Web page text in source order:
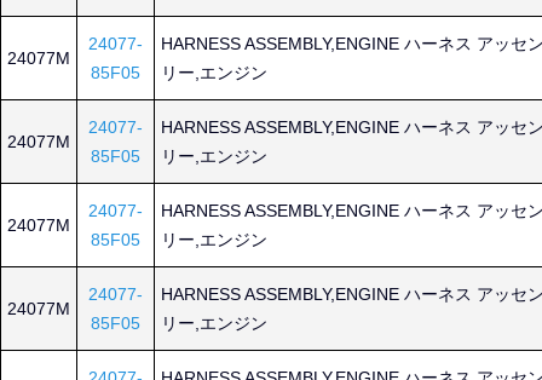
24077M
24077-
85F05
HARNESS ASSEMBLY,ENGINE ハーネス アッセ
リー,エンジン
24077M
24077-
85F05
HARNESS ASSEMBLY,ENGINE ハーネス アッセ
リー,エンジン
24077M
24077-
85F05
HARNESS ASSEMBLY,ENGINE ハーネス アッセ
リー,エンジン
24077M
24077-
85F05
HARNESS ASSEMBLY,ENGINE ハーネス アッセ
リー,エンジン